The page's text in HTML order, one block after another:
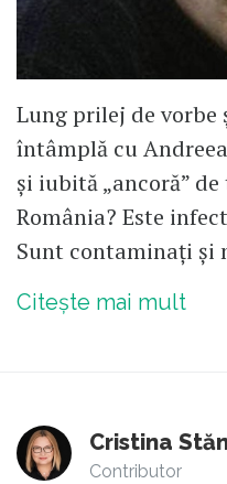
Lung prilej de vorbe
întâmplă cu
și iubită „ancoră”
România? Este
Sunt contaminați și
Citește mai mult
Cristina
Contributor